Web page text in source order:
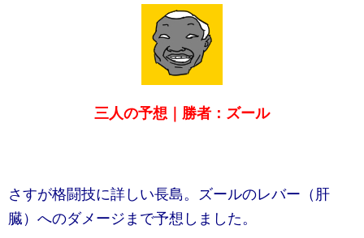
三人の予想｜勝者：ズール
さすが格闘技に詳しい長島。ズールのレバー（肝
臓）へのダメージまで予想しました。